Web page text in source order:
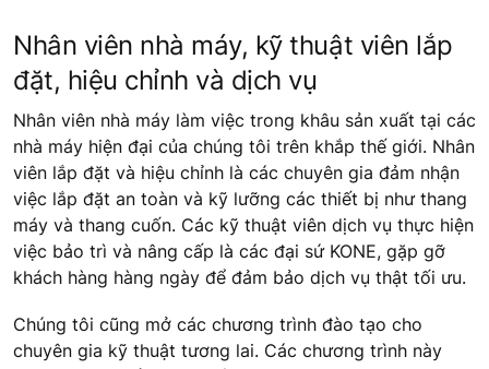
Nhân viên nhà máy, kỹ thuật viên lắp
đặt, hiệu chỉnh và dịch vụ
Nhân viên nhà máy làm việc trong khâu sản xuất tại các
nhà máy hiện đại của chúng tôi trên khắp thế giới. Nhân
viên lắp đặt và hiệu chỉnh là các chuyên gia đảm nhận
việc lắp đặt an toàn và kỹ lưỡng các thiết bị như thang
máy và thang cuốn. Các kỹ thuật viên dịch vụ thực hiện
việc bảo trì và nâng cấp là các đại sứ KONE, gặp gỡ
khách hàng hàng ngày để đảm bảo dịch vụ thật tối ưu.
Chúng tôi cũng mở các chương trình đào tạo cho
chuyên gia kỹ thuật tương lai. Các chương trình này